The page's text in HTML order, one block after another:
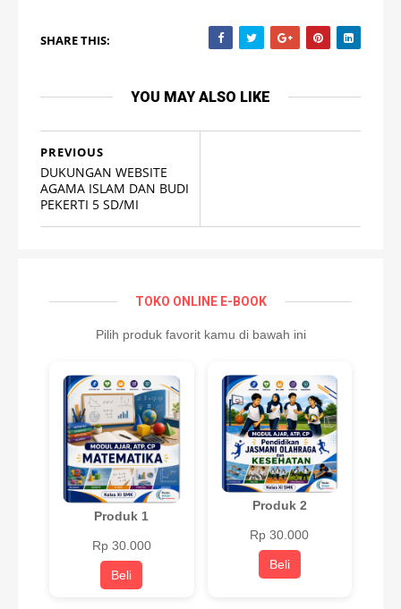
SHARE THIS:
YOU MAY ALSO LIKE
PREVIOUS
DUKUNGAN WEBSITE
AGAMA ISLAM DAN BUDI
PEKERTI 5 SD/MI
TOKO ONLINE E-BOOK
Pilih produk favorit kamu di bawah ini
Produk 1
Rp 30.000
Beli
Produk 2
Rp 30.000
Beli